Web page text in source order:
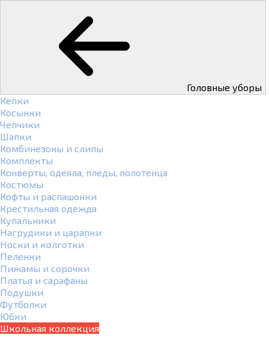
Головные уборы
Кепки
Косынки
Чепчики
Шапки
Комбинезоны и слипы
Комплекты
Конверты, одеяла, пледы, полотенца
Костюмы
Кофты и распашонки
Крестильная одежда
Купальники
Нагрудики и царапки
Носки и колготки
Пеленки
Пижамы и сорочки
Платья и сарафаны
Подушки
Футболки
Юбки
Школьная коллекция